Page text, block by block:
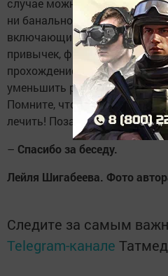
ни банально это звучит, но
включающий здоровое
привычек, физические
прохождение
уменьшить риск заболеть
Помните, что болезнь легче
лечить! Позаботьтесь о
– Спасибо за беседу.
Лейля Шигабеева. Фото
Следите за самым
Telegram-канале